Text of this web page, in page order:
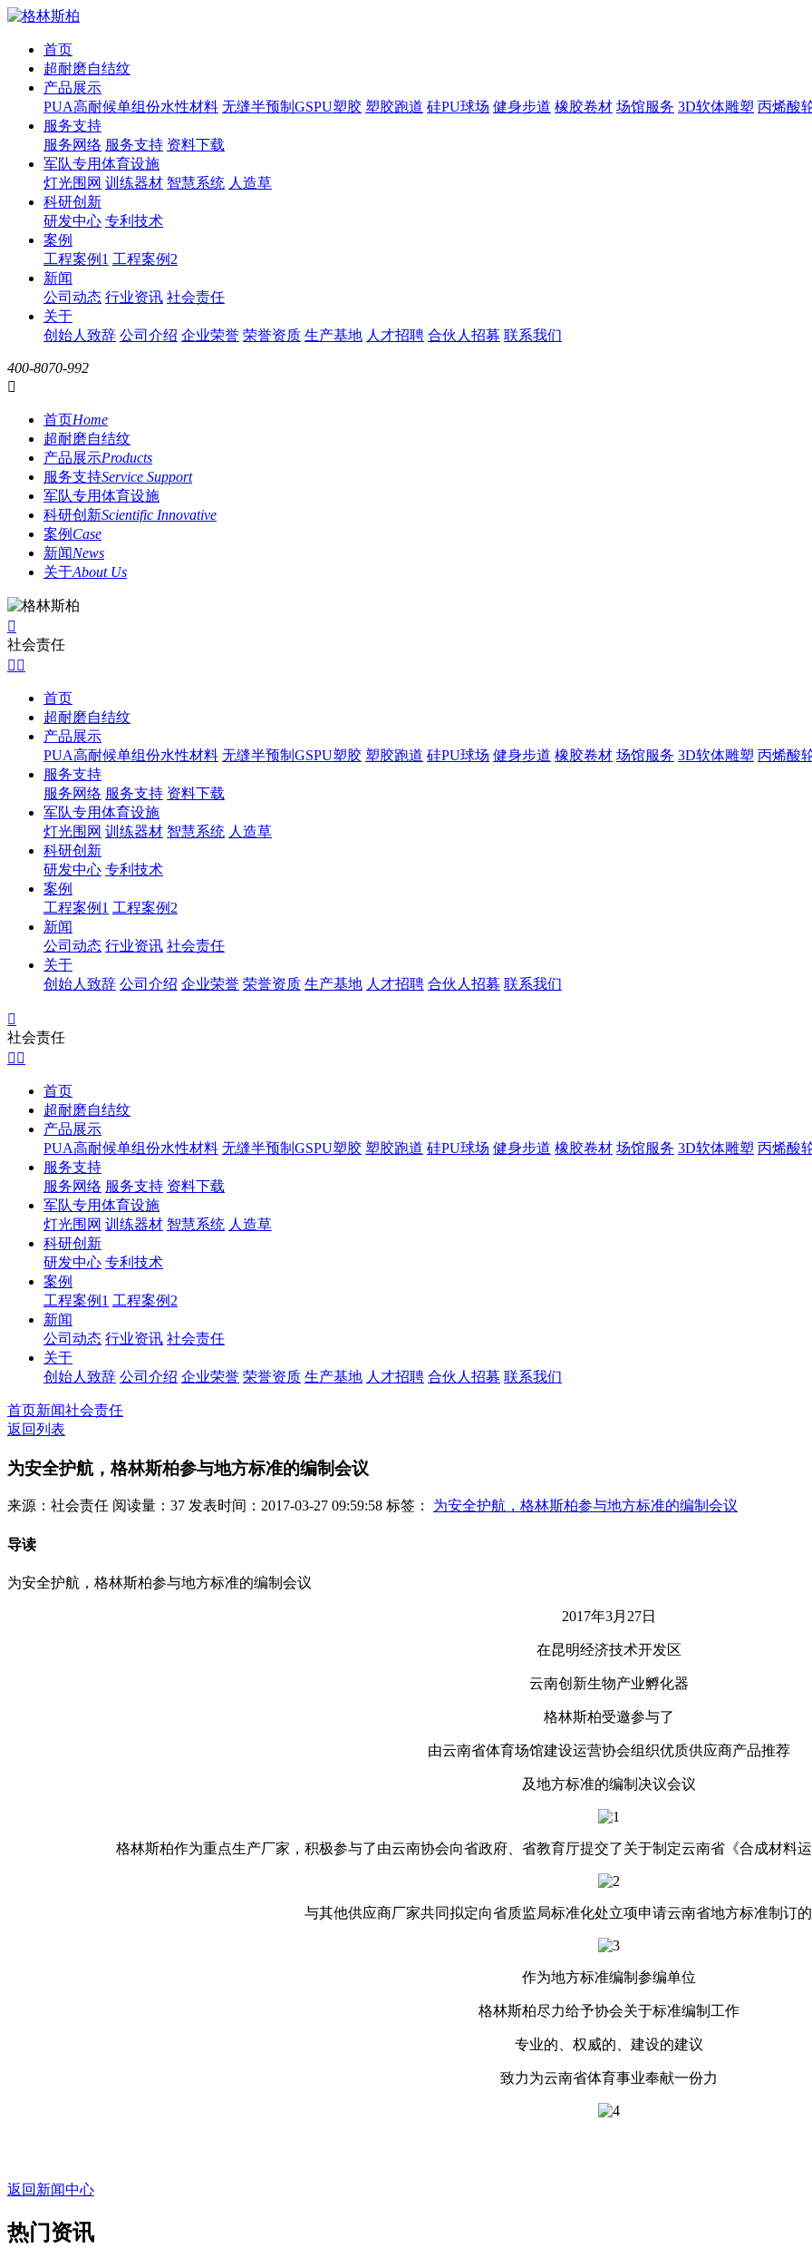
首页
超耐磨自结纹
产品展示
PUA高耐候单组份水性材料 无缝半预制GSPU塑胶 塑胶跑道 硅PU球场 健身步道 橡胶卷材 场馆服务 3D软体雕塑 丙烯酸
服务支持
服务网络 服务支持 资料下载
军队专用体育设施
灯光围网 训练器材 智慧系统 人造草
科研创新
研发中心 专利技术
案例
工程案例1 工程案例2
新闻
公司动态 行业资讯 社会责任
关于
创始人致辞 公司介绍 企业荣誉 荣誉资质 生产基地 人才招聘 合伙人招募 联系我们
400-8070-992

首页Home
超耐磨自结纹
产品展示Products
服务支持Service Support
军队专用体育设施
科研创新Scientific Innovative
案例 Case
新闻News
关于About Us

社会责任
 
首页
超耐磨自结纹
产品展示
PUA高耐候单组份水性材料 无缝半预制GSPU塑胶 塑胶跑道 硅PU球场 健身步道 橡胶卷材 场馆服务 3D软体雕塑 丙烯酸
服务支持
服务网络 服务支持 资料下载
军队专用体育设施
灯光围网 训练器材 智慧系统 人造草
科研创新
研发中心 专利技术
案例
工程案例1 工程案例2
新闻
公司动态 行业资讯 社会责任
关于
创始人致辞 公司介绍 企业荣誉 荣誉资质 生产基地 人才招聘 合伙人招募 联系我们

社会责任
 
首页
超耐磨自结纹
产品展示
PUA高耐候单组份水性材料 无缝半预制GSPU塑胶 塑胶跑道 硅PU球场 健身步道 橡胶卷材 场馆服务 3D软体雕塑 丙烯酸
服务支持
服务网络 服务支持 资料下载
军队专用体育设施
灯光围网 训练器材 智慧系统 人造草
科研创新
研发中心 专利技术
案例
工程案例1 工程案例2
新闻
公司动态 行业资讯 社会责任
关于
创始人致辞 公司介绍 企业荣誉 荣誉资质 生产基地 人才招聘 合伙人招募 联系我们
首页新闻社会责任
返回列表
为安全护航，格林斯柏参与地方标准的编制会议
来源：社会责任 阅读量：37 发表时间：2017-03-27 09:59:58 标签： 为安全护航，格林斯柏参与地方标准的编制会议
导读
为安全护航，格林斯柏参与地方标准的编制会议
2017年3月27日
在昆明经济技术开发区
云南创新生物产业孵化器
格林斯柏受邀参与了
由云南省体育场馆建设运营协会组织优质供应商产品推荐
及地方标准的编制决议会议
格林斯柏作为重点生产厂家，积极参与了由云南协会向省政府、省教育厅提交了关于制定云南省《合成材料
与其他供应商厂家共同拟定向省质监局标准化处立项申请云南省地方标准制订
作为地方标准编制参编单位
格林斯柏尽力给予协会关于标准编制工作
专业的、权威的、建设的建议
致力为云南省体育事业奉献一份力
返回新闻中心
热门资讯